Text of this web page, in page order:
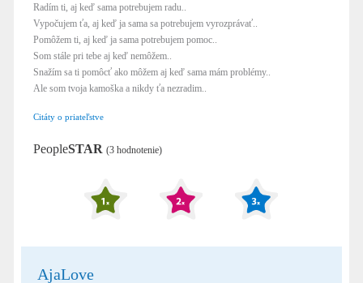
Radím ti, aj keď sama potrebujem radu..
Vypočujem ťa, aj keď ja sama sa potrebujem vyrozprávať..
Pomôžem ti, aj keď ja sama potrebujem pomoc..
Som stále pri tebe aj keď nemôžem..
Snažím sa ti pomôcť ako môžem aj keď sama mám problémy..
Ale som tvoja kamoška a nikdy ťa nezradim..
Citáty o priateľstve
PeopleSTAR (3 hodnotenie)
AjaLove